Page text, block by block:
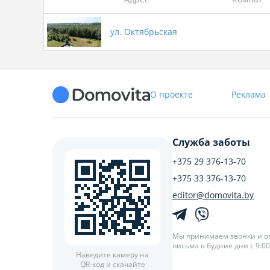
ул. Октябрьская
О проекте Реклама
Наведите камеру на
QR-код и скачайте
Служба заботы
+375 29 376-13-70
+375 33 376-13-70
editor@domovita.by
Мы принимаем звонки и
письма в будние дни с